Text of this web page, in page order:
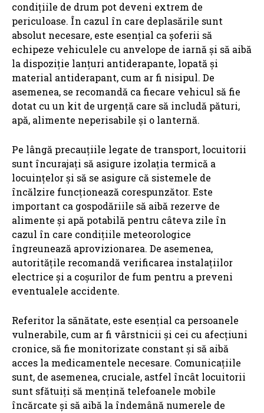
condițiile de drum pot deveni extrem de
periculoase. În cazul în care deplasările sunt
absolut necesare, este esențial ca șoferii să
echipeze vehiculele cu anvelope de iarnă și să aibă
la dispoziție lanțuri antiderapante, lopată și
material antiderapant, cum ar fi nisipul. De
asemenea, se recomandă ca fiecare vehicul să fie
dotat cu un kit de urgență care să includă pături,
apă, alimente neperisabile și o lanternă.
Pe lângă precauțiile legate de transport, locuitorii
sunt încurajați să asigure izolația termică a
locuințelor și să se asigure că sistemele de
încălzire funcționează corespunzător. Este
important ca gospodăriile să aibă rezerve de
alimente și apă potabilă pentru câteva zile în
cazul în care condițiile meteorologice
îngreunează aprovizionarea. De asemenea,
autoritățile recomandă verificarea instalațiilor
electrice și a coșurilor de fum pentru a preveni
eventualele accidente.
Referitor la sănătate, este esențial ca persoanele
vulnerabile, cum ar fi vârstnicii și cei cu afecțiuni
cronice, să fie monitorizate constant și să aibă
acces la medicamentele necesare. Comunicațiile
sunt, de asemenea, cruciale, astfel încât locuitorii
sunt sfătuiți să mențină telefoanele mobile
încărcate și să aibă la îndemână numerele de